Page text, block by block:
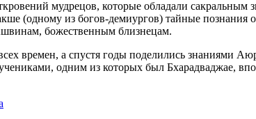
мудрецов, которые обладали сакральным
(одному из богов-демиургов) тайные познания
божественным близнецам.
времен, а спустя годы поделились знаниями
одним из которых был Бхарадваджае,